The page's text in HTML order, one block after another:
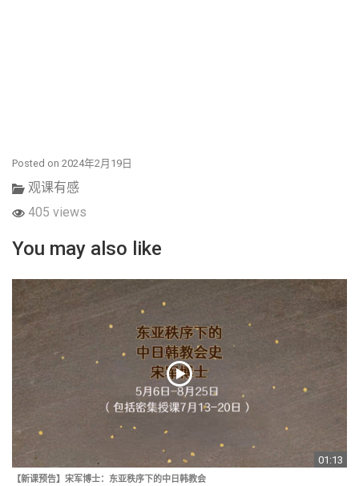
Posted on 2024年2月19日
观课有感
405 views
You may also like
01:13
【新课预告】宋军博士：东亚秩序下的中日韩教会